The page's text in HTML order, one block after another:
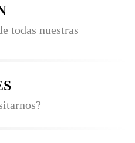
todas nuestras